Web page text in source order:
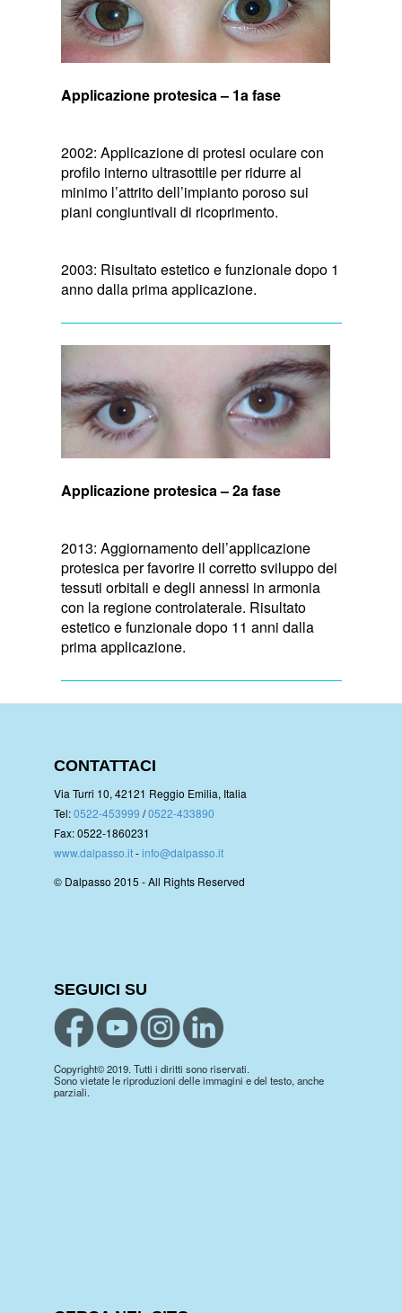
Applicazione protesica – 1a fase
2002: Applicazione di protesi oculare con
profilo interno ultrasottile per ridurre al
minimo l’attrito dell’impianto poroso sui
piani congiuntivali di ricoprimento.
2003: Risultato estetico e funzionale dopo 1
anno dalla prima applicazione.
Applicazione protesica – 2a fase
2013: Aggiornamento dell’applicazione
protesica per favorire il corretto sviluppo dei
tessuti orbitali e degli annessi in armonia
con la regione controlaterale. Risultato
estetico e funzionale dopo 11 anni dalla
prima applicazione.
CONTATTACI
Via Turri 10, 42121 Reggio Emilia, Italia
Tel:0522-453999 /0522-433890
Fax: 0522-1860231
www.dalpasso.it-info@dalpasso.it
© Dalpasso 2015 - All Rights Reserved
SEGUICI SU
Copyright© 2019. Tutti i diritti sono riservati.
Sono vietate le riproduzioni delle immagini e del testo, anche
parziali.